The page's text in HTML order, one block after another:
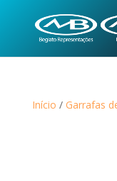
Início / Garrafas